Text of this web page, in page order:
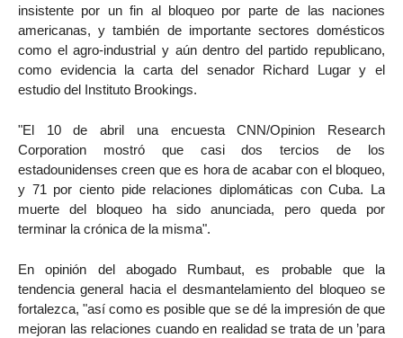
insistente por un fin al bloqueo por parte de las naciones
americanas, y también de importante sectores domésticos
como el agro-industrial y aún dentro del partido republicano,
como evidencia la carta del senador Richard Lugar y el
estudio del Instituto Brookings.
"El 10 de abril una encuesta CNN/Opinion Research
Corporation mostró que casi dos tercios de los
estadounidenses creen que es hora de acabar con el bloqueo,
y 71 por ciento pide relaciones diplomáticas con Cuba. La
muerte del bloqueo ha sido anunciada, pero queda por
terminar la crónica de la misma".
En opinión del abogado Rumbaut, es probable que la
tendencia general hacia el desmantelamiento del bloqueo se
fortalezca, "así como es posible que se dé la impresión de que
mejoran las relaciones cuando en realidad se trata de un ’para